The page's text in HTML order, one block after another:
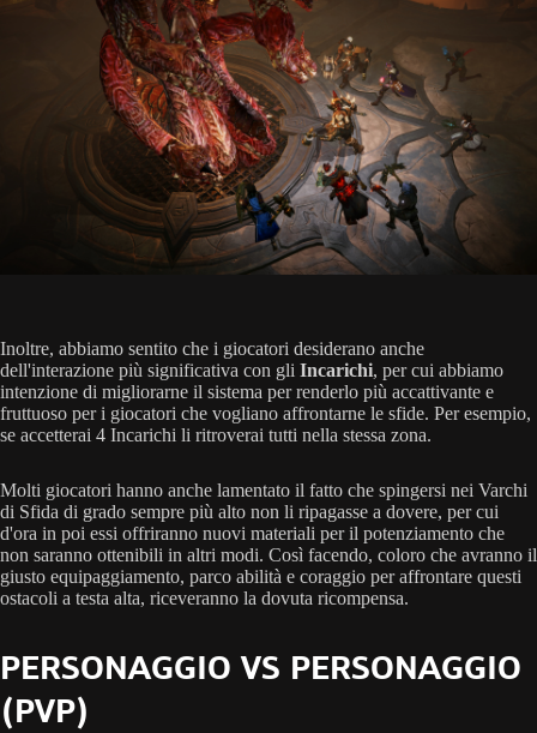
Inoltre, abbiamo sentito che i giocatori desiderano anche
dell'interazione più significativa con gli Incarichi, per cui abbiamo
intenzione di migliorarne il sistema per renderlo più accattivante e
fruttuoso per i giocatori che vogliano affrontarne le sfide. Per esempio,
se accetterai 4 Incarichi li ritroverai tutti nella stessa zona.
Molti giocatori hanno anche lamentato il fatto che spingersi nei Varchi
di Sfida di grado sempre più alto non li ripagasse a dovere, per cui
d'ora in poi essi offriranno nuovi materiali per il potenziamento che
non saranno ottenibili in altri modi. Così facendo, coloro che avranno il
giusto equipaggiamento, parco abilità e coraggio per affrontare questi
ostacoli a testa alta, riceveranno la dovuta ricompensa.
PERSONAGGIO VS PERSONAGGIO
(PVP)